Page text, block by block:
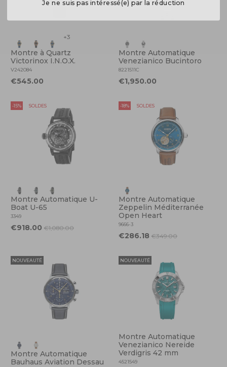
+3
Montre à Quartz
Victorinox I.N.O.X.
V242084
€545.00
Montre Automatique
Venezianico Bucintoro
8221511C
€1,950.00
-15% SOLDES
Montre Automatique U-
Boat U-65
3349
€918.00€1,080.00
-18% SOLDES
Montre Automatique
Zeppelin Méditerranée
Open Heart
9666-3
€286.18 €349.00
NOUVEAUTÉ
Montre Automatique
Bauhaus Aviation Dessau
NOUVEAUTÉ
Montre Automatique
Venezianico Nereide
Verdigris 42 mm
4521549
Je ne suis pas intéressé(e) par la réduction